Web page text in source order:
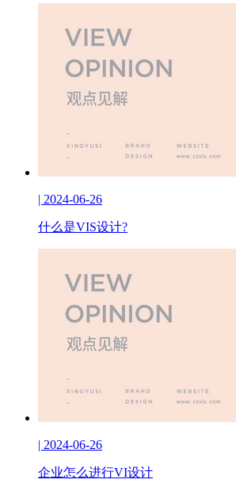
| 2024-06-26
什么是VIS设计?
| 2024-06-26
企业怎么进行VI设计